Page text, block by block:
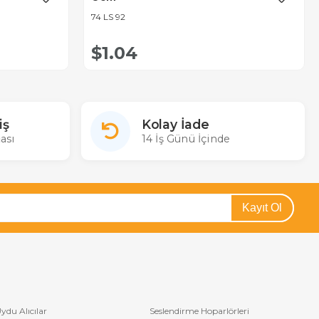
74 LS 92
$1.04
Kolay İade
14 İş Günü İçinde
Kayıt Ol
Alıcılar
Seslendirme Hoparlörleri